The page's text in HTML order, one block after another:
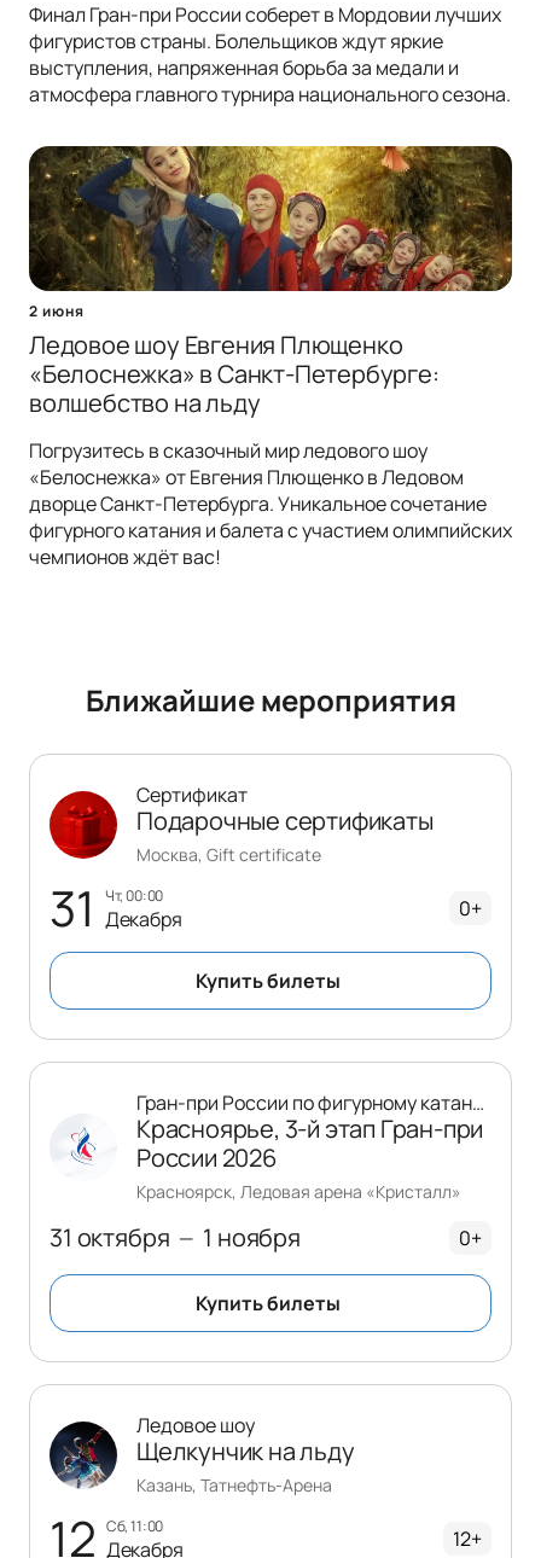
Финал Гран-при России соберет в Мордовии лучших
фигуристов страны. Болельщиков ждут яркие
выступления, напряженная борьба за медали и
атмосфера главного турнира национального сезона.
2 июня
Ледовое шоу Евгения Плющенко
«Белоснежка» в Санкт-Петербурге:
волшебство на льду
Погрузитесь в сказочный мир ледового шоу
«Белоснежка» от Евгения Плющенко в Ледовом
дворце Санкт-Петербурга. Уникальное сочетание
фигурного катания и балета с участием олимпийских
чемпионов ждёт вас!
Ближайшие мероприятия
31 чт, 00:00
Декабря
Сертификат
Подарочные сертификаты
Москва, Gift certificate
0+
Купить билеты
31 октября — 1 ноября
Гран-при России по фигурному катанию
Красноярье, 3-й этап Гран-при
России 2026
Красноярск, Ледовая арена «Кристалл»
0+
Купить билеты
12 сб, 11:00
Декабря
Ледовое шоу
Щелкунчик на льду
Казань, Татнефть-Арена
12+